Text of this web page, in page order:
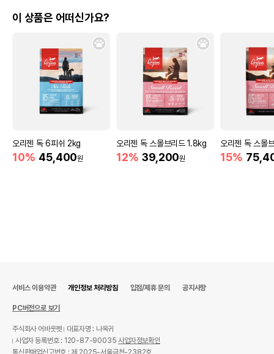
이 상품은 어떠신가요?
오리젠 독 6피쉬 2kg
10% 45,400원
오리젠 독 스몰브리드 1.8kg
12% 39,200원
오리젠 독 스몰
15%
서비스 이용약관 개인정보 처리방침 입점/제휴 문의 공지사항
PC버전으로 보기
주식회사 어바웃펫
대표자명 : 나옥귀
사업자 등록번호 : 120-87-90035사업자정보확인
통신판매업신고번호 : 제 2025-서울금천-2382호